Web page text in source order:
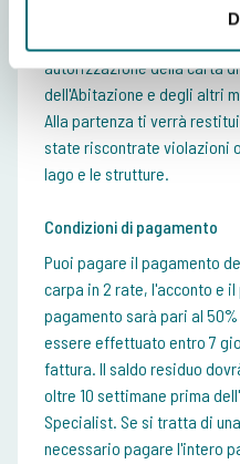
200 per l'Abitazione per la
autorizzazione della carta
dell'Abitazione e degli altri
Alla partenza ti verrà
state riscontrate violazioni
lago e le strutture.
Condizioni di pagamento
Puoi pagare il pagamento
carpa in 2 rate, l'acconto e
pagamento sarà pari al
essere effettuato entro 7
fattura. Il saldo residuo
oltre 10 settimane prima
Specialist. Se si tratta di
necessario pagare l'intero